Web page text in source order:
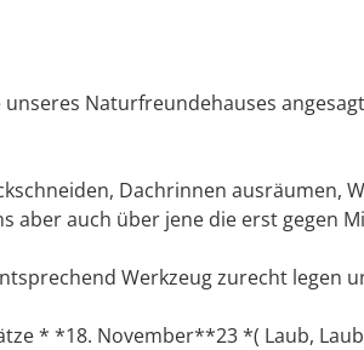
Naturfreundehauses
Dachrinnen ausräumen,
aber auch über jene die erst gegen
Werkzeug zurecht legen
* *18. November**23 *( Laub,